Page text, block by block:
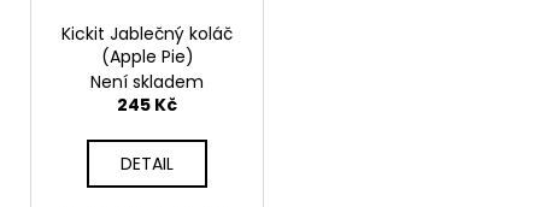
Kickit Jablečný koláč
(Apple Pie)
Není skladem
245 Kč
DETAIL